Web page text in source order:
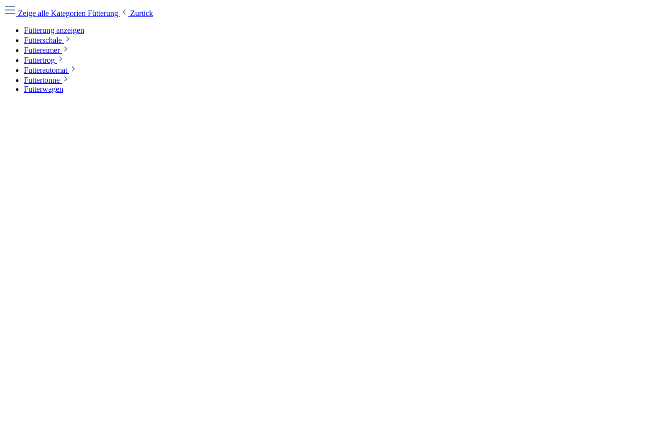
Zeige alle Kategorien Fütterung
Zurück
Fütterung anzeigen
Futterschale
Futtereimer
Futtertrog
Futterautomat
Futtertonne
Futterwagen